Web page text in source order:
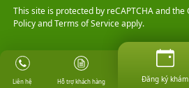
This site is protected by reCAPTCHA and the
PolicyandTerms of Serviceapply.
Liên hệ Hỗ trợ khách hàng Đăng ký khám
Đăng ký khám